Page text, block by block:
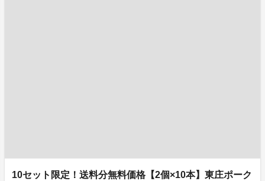
10セット限定！送料分無料価格【2個×10本】東庄ポーク